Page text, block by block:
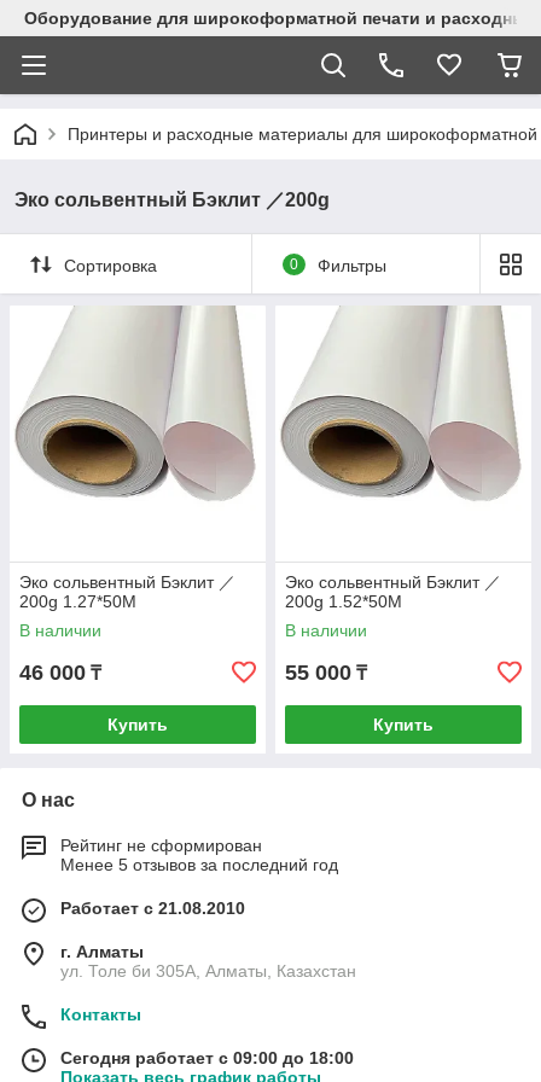
Оборудование для широкоформатной печати и
Принтеры и расходные материалы для широкоформатной
Эко сольвентный Бэклит ／200g
Сортировка 0 Фильтры
Эко сольвентный Бэклит ／
200g 1.27*50M
В наличии
46 000 ₸
Купить
Эко сольвентный Бэклит ／
200g 1.52*50M
В наличии
55 000 ₸
Купить
О нас
Рейтинг не сформирован
Менее 5 отзывов за последний год
Работает с 21.08.2010
г. Алматы
ул. Толе би 305А, Алматы, Казахстан
Контакты
Сегодня работает с 09:00 до 18:00
Показать весь график работы